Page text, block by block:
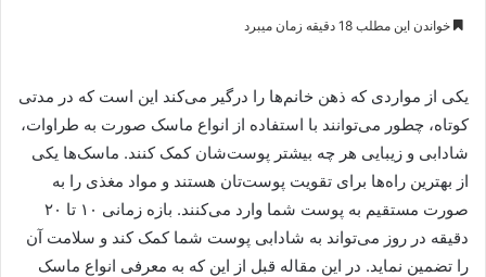
خواندن این مطلب 18 دقیقه زمان میبرد
یکی از مواردی که ذهن خانم‌ها را درگیر می‌کند این است که در مدتی
کوتاه، چطور می‌توانند با استفاده از انواع ماسک صورت به طراوات،
شادابی و زیبایی هر چه بیشتر پوست‌شان کمک کنند. ماسک‌ها یکی
از بهترین راه‌ها برای تقویت پوست‌تان هستند و مواد مغذی را به
صورت مستقیم به پوست شما وارد می‌کنند. بازه زمانی ۱۰ تا ۲۰
دقیقه در روز می‌تواند به شادابی پوست شما کمک کند و سلامت آن
را تضمین نماید. در این مقاله قبل از این که به معرفی انواع ماسک